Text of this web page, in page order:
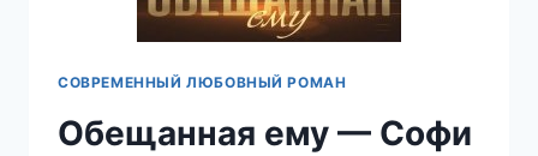
СОВРЕМЕННЫЙ ЛЮБОВНЫЙ РОМАН
Обещанная ему — Софи